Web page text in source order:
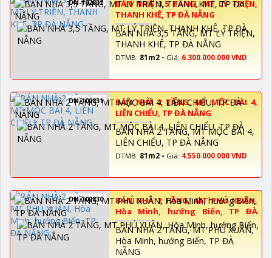
DN-102832
BÁN NHÀ 3,5 TẦNG, MT LÝ TRIỆN,
THANH KHÊ, TP ĐÀ NẴNG
BÁN NHÀ 3,5 TẦNG, MT LÝ TRIỆN,
THANH KHÊ, TP ĐÀ NẴNG
DTMB: 81m2 - Giá: 6.300.000.000 VND
DN-102831
BÁN NHÀ 2 TẦNG, MT MỘC BÀI 4,
LIÊN CHIỂU, TP ĐÀ NẴNG
BÁN NHÀ 2 TẦNG, MT MỘC BÀI 4,
LIÊN CHIỂU, TP ĐÀ NẴNG
DTMB: 81m2 - Giá: 4.550.000.000 VND
DN-102830
BÁN NHÀ 2 TẦNG, MT PHÚ XUÂN,
Hòa Minh, hướng Biển, TP ĐÀ
NẴNG
BÁN NHÀ 2 TẦNG, MT PHÚ XUÂN,
Hòa Minh, hướng Biển, TP ĐÀ
NẴNG